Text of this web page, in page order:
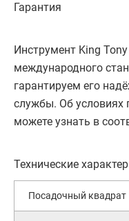
Гарантия
Инструмент King
международного
гарантируем его
службы. Об условиях
можете узнать в
Технические
Посадочный квадрат